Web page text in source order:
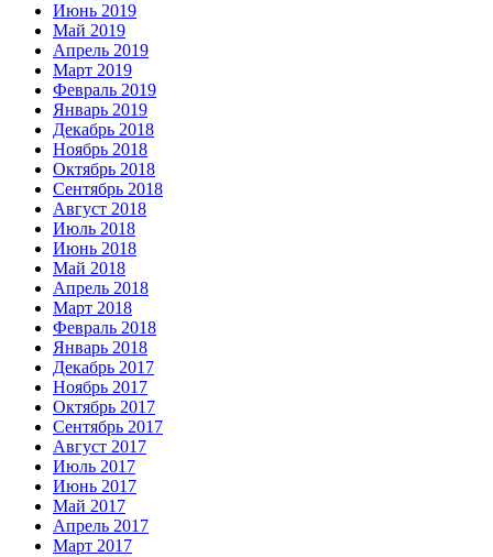
Июнь 2019
Май 2019
Апрель 2019
Март 2019
Февраль 2019
Январь 2019
Декабрь 2018
Ноябрь 2018
Октябрь 2018
Сентябрь 2018
Август 2018
Июль 2018
Июнь 2018
Май 2018
Апрель 2018
Март 2018
Февраль 2018
Январь 2018
Декабрь 2017
Ноябрь 2017
Октябрь 2017
Сентябрь 2017
Август 2017
Июль 2017
Июнь 2017
Май 2017
Апрель 2017
Март 2017